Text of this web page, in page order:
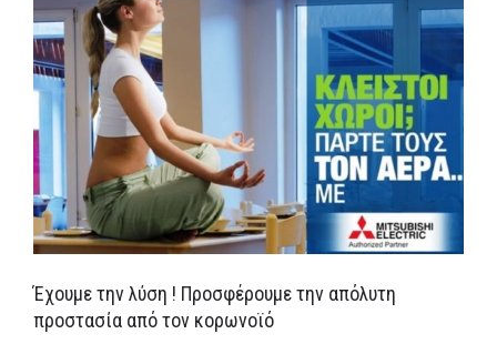
Έχουμε την λύση ! Προσφέρουμε την απόλυτη
προστασία από τον κορωνοϊό